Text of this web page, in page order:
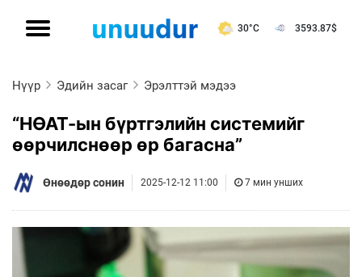
30°C 3593.87$
Нүүр Эдийн засаг Эрэлттэй мэдээ
“НӨАТ-ын бүртгэлийн системийг
өөрчилснөөр өр багасна”
Өнөөдөр сонин 2025-12-12 11:00 7 мин унших